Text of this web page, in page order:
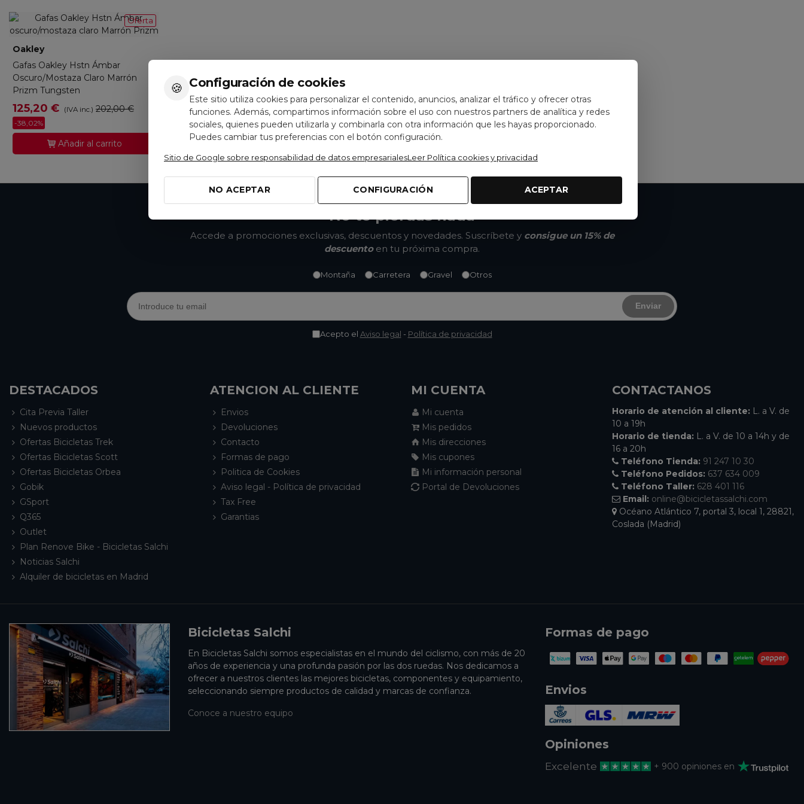
🍪 Configuración de cookies
Este sitio utiliza cookies para personalizar el contenido, anuncios, analizar el tráfico y ofrecer otras
funciones. Además, compartimos información sobre el uso con nuestros partners de analítica y redes
sociales, quienes pueden utilizarla y combinarla con otra información que les hayas proporcionado.
Puedes cambiar tus preferencias con el botón configuración.
Sitio de Google sobre responsabilidad de datos empresarialesLeer Política cookies y privacidad
ACEPTAR
CONFIGURACIÓN
NO ACEPTAR
Oferta
Oakley
Gafas Oakley Hstn Ámbar
Oscuro/mostaza Claro Marrón
Prizm Tungsten
125,20 € (IVA inc.) 202,00 €
-38,02%
Añadir al carrito
No te pierdas nada
Accede a promociones exclusivas, descuentos y novedades. Suscríbete y consigue un 15% de
descuentoen tu próxima compra.
Montaña Carretera Gravel Otros
Enviar
Acepto el Aviso legal - Política de privacidad
DESTACADOS
Cita Previa Taller
Nuevos productos
Ofertas Bicicletas Trek
Ofertas Bicicletas Scott
Ofertas Bicicletas Orbea
Gobik
GSport
Q365
Outlet
Plan Renove Bike - Bicicletas Salchi
Noticias Salchi
Alquiler de bicicletas en Madrid
ATENCION AL CLIENTE
Envios
Devoluciones
Contacto
Formas de pago
Politica de Cookies
Aviso legal - Política de privacidad
Tax Free
Garantias
MI CUENTA
Mi cuenta
Mis pedidos
Mis direcciones
Mis cupones
Mi información personal
Portal de Devoluciones
CONTACTANOS
Horario de atención al cliente: L. a V. de
10 a 19h
Horario de tienda: L. a V. de 10 a 14h y de
16 a 20h
Teléfono Tienda: 91 247 10 30
Teléfono Pedidos: 637 634 009
Teléfono Taller: 628 401 116
Email: online@bicicletassalchi.com
Océano Atlántico 7, portal 3, local 1, 28821,
Coslada (Madrid)
Bicicletas Salchi
En Bicicletas Salchi somos especialistas en el mundo del ciclismo, con más de 20
años de experiencia y una profunda pasión por las dos ruedas. Nos dedicamos a
ofrecer a nuestros clientes las mejores bicicletas, componentes y equipamiento,
seleccionando siempre productos de calidad y marcas de confianza.
Conoce a nuestro equipo
Formas de pago
Envios
Opiniones
Excelente + 900 opiniones en